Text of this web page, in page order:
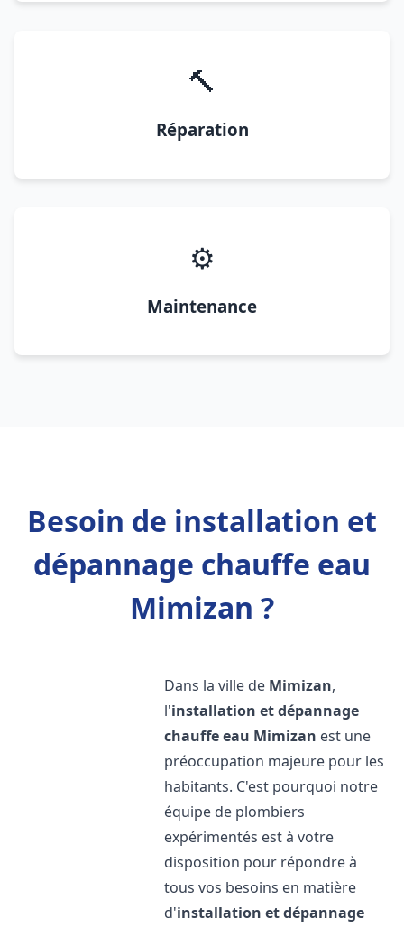
🔨
Réparation
⚙️
Maintenance
Besoin de installation et
dépannage chauffe eau
Mimizan ?
Dans la ville de Mimizan,
l'installation et dépannage
chauffe eau Mimizan est une
préoccupation majeure pour les
habitants. C'est pourquoi notre
équipe de plombiers
expérimentés est à votre
disposition pour répondre à
tous vos besoins en matière
d'installation et dépannage